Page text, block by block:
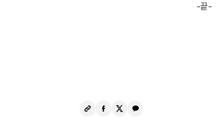
-끝-
URL
페
X
카